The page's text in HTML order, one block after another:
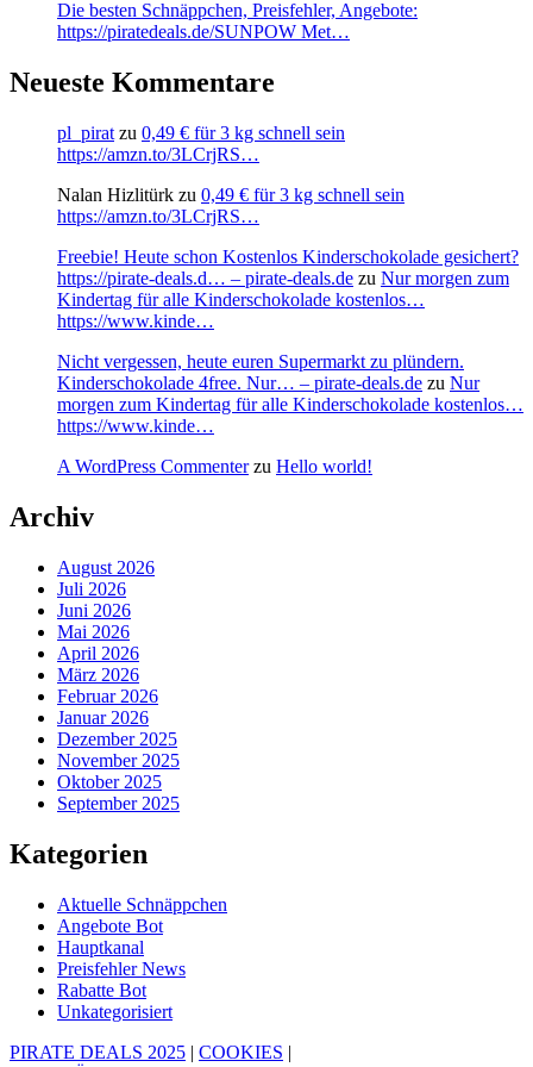
Die besten Schnäppchen, Preisfehler, Angebote:
https://piratedeals.de/SUNPOW Met…
Neueste Kommentare
pl_pirat zu 0,49 € für 3 kg schnell sein
https://amzn.to/3LCrjRS…
Nalan Hizlitürk zu 0,49 € für 3 kg schnell sein
https://amzn.to/3LCrjRS…
Freebie! Heute schon Kostenlos Kinderschokolade gesichert?
https://pirate-deals.d… – pirate-deals.de zu Nur morgen zum
Kindertag für alle Kinderschokolade kostenlos…
https://www.kinde…
Nicht vergessen, heute euren Supermarkt zu plündern.
Kinderschokolade 4free. Nur… – pirate-deals.de zu Nur
morgen zum Kindertag für alle Kinderschokolade kostenlos…
https://www.kinde…
A WordPress Commenterzu Hello world!
Archiv
August 2026
Juli 2026
Juni 2026
Mai 2026
April 2026
März 2026
Februar 2026
Januar 2026
Dezember 2025
November 2025
Oktober 2025
September 2025
Kategorien
Aktuelle Schnäppchen
Angebote Bot
Hauptkanal
Preisfehler News
Rabatte Bot
Unkategorisiert
PIRATE DEALS 2025 | COOKIES |